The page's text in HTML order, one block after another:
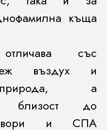
къща
със
въздух и
а
близост до
и СПА